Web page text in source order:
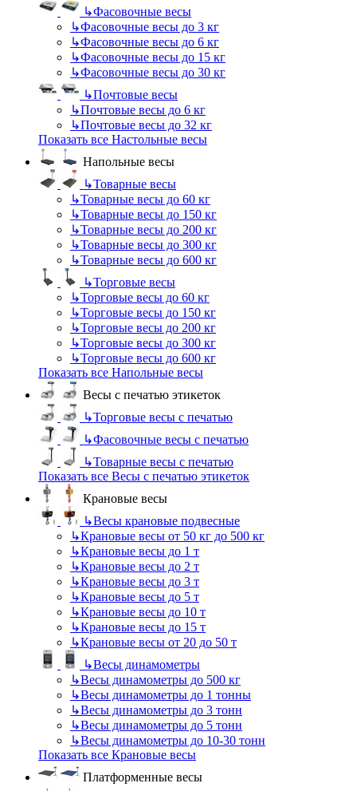
↳Фасовочные весы
↳Фасовочные весы до 3 кг
↳Фасовочные весы до 6 кг
↳Фасовочные весы до 15 кг
↳Фасовочные весы до 30 кг
↳Почтовые весы
↳Почтовые весы до 6 кг
↳Почтовые весы до 32 кг
Показать все Настольные весы
Напольные весы
↳Товарные весы
↳Товарные весы до 60 кг
↳Товарные весы до 150 кг
↳Товарные весы до 200 кг
↳Товарные весы до 300 кг
↳Товарные весы до 600 кг
↳Торговые весы
↳Торговые весы до 60 кг
↳Торговые весы до 150 кг
↳Торговые весы до 200 кг
↳Торговые весы до 300 кг
↳Торговые весы до 600 кг
Показать все Напольные весы
Весы с печатью этикеток
↳Торговые весы с печатью
↳Фасовочные весы с печатью
↳Товарные весы с печатью
Показать все Весы с печатью этикеток
Крановые весы
↳Весы крановые подвесные
↳Крановые весы от 50 кг до 500 кг
↳Крановые весы до 1 т
↳Крановые весы до 2 т
↳Крановые весы до 3 т
↳Крановые весы до 5 т
↳Крановые весы до 10 т
↳Крановые весы до 15 т
↳Крановые весы от 20 до 50 т
↳Весы динамометры
↳Весы динамометры до 500 кг
↳Весы динамометры до 1 тонны
↳Весы динамометры до 3 тонн
↳Весы динамометры до 5 тонн
↳Весы динамометры до 10-30 тонн
Показать все Крановые весы
Платформенные весы